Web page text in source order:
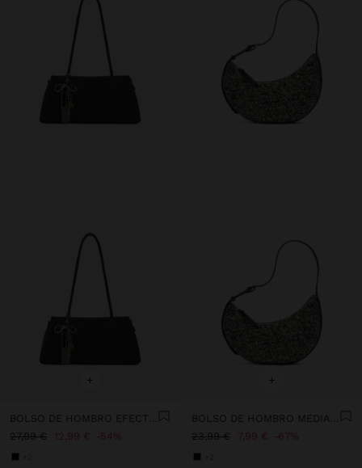
+
27,99 €
12,99 € 54%
+
23,99 €
7,99 € 67%